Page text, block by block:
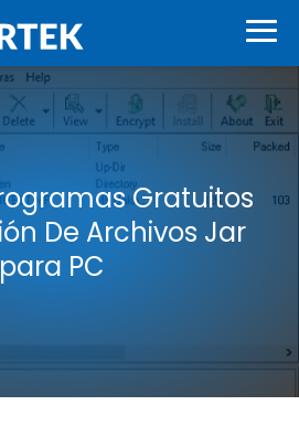
Gratuitos
De Archivos Jar
para PC